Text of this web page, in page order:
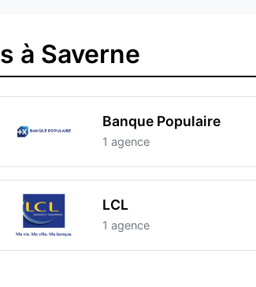
à Saverne
Banque Populaire
1 agence
LCL
1 agence